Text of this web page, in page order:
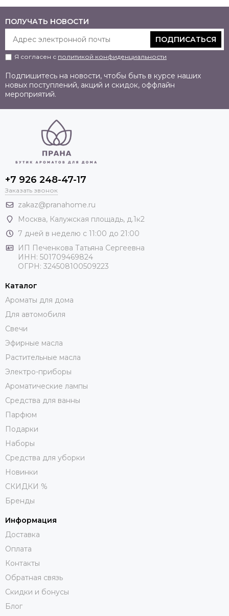
ПОЛУЧАТЬ НОВОСТИ
ПОДПИСАТЬСЯ
Я согласен с политикой конфиденциальности
Подпишитесь на новости, чтобы быть в курсе наших
новых поступлений, акций и скидок, оффлайн
мероприятий.
+7 926 248-47-17
Заказать звонок
zakaz@pranahome.ru
Москва, Калужская площадь, д.1к2
7 дней в неделю с 11:00 до 21:00
ИП Печенкова Татьяна Сергеевна
ИНН: 501709469824
ОГРН: 324508100509223
Каталог
Ароматы для дома
Для автомобиля
Свечи
Эфирные масла
Растительные масла
Электро-приборы
Ароматические лампы
Средства для ванны
Парфюм
Подарки
Наборы
Средства для уборки
Новинки
СКИДКИ %
Бренды
Информация
Доставка
Оплата
Контакты
Обратная связь
Скидки и бонусы
Блог